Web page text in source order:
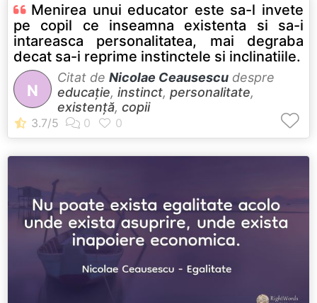
Menirea unui educator este sa-l invete
pe copil ce inseamna existenta si sa-i
intareasca personalitatea, mai degraba
decat sa-i reprime instinctele si inclinatiile.
N
Citat de Nicolae Ceausescu despre
educație, instinct, personalitate,
existență, copii